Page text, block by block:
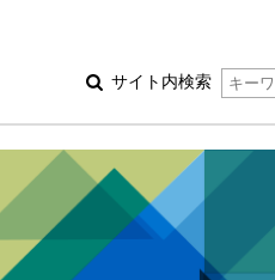
サイト内検索